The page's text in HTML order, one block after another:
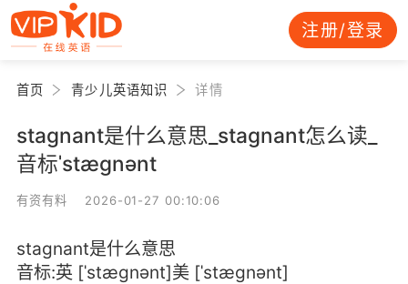
注册/登录
首页 青少儿英语知识 详情
stagnant是什么意思_stagnant怎么读_
音标ˈstægnənt
有资有料 2026-01-27 00:10:06
stagnant是什么意思
音标:英 [ˈstægnənt]美 [ˈstæɡnənt]